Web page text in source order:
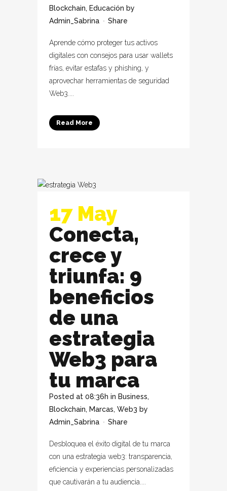
Blockchain, Educación by
Admin_Sabrina
Share
Aprende cómo proteger tus activos
digitales con consejos para usar wallets
frías, evitar estafas y phishing, y
aprovechar herramientas de seguridad
Web3....
Read More
17 May
Conecta,
crece y
triunfa: 9
beneficios
de una
estrategia
Web3 para
tu marca
Posted at 08:36h in Business,
Blockchain, Marcas, Web3 by
Admin_Sabrina
Share
Desbloquea el éxito digital de tu marca
con una estrategia web3: transparencia,
eficiencia y experiencias personalizadas
que cautivarán a tu audiencia....